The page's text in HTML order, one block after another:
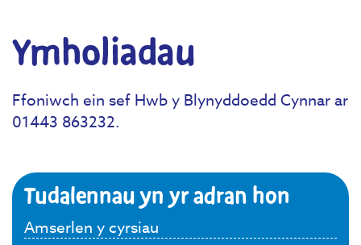
Ymholiadau
Ffoniwch ein sef Hwb y Blynyddoedd Cynnar ar
01443 863232.
Tudalennau yn yr adran hon
Amserlen y cyrsiau